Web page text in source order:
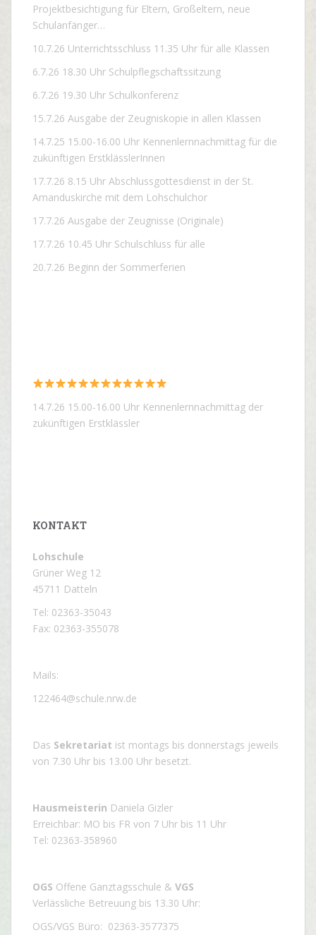
Projektbesichtigung für Eltern, Großeltern, neue
Schulanfänger…
10.7.26 Unterrichtsschluss 11.35 Uhr für alle Klassen
6.7.26 18.30 Uhr Schulpflegschaftssitzung
6.7.26 19.30 Uhr Schulkonferenz
15.7.26 Ausgabe der Zeugniskopie in allen Klassen
14.7.25 15.00-16.00 Uhr Kennenlernnachmittag für die
zukünftigen ErstklässlerInnen
17.7.26 8.15 Uhr Abschlussgottesdienst in der St.
Amanduskirche mit dem Lohschulchor
17.7.26 Ausgabe der Zeugnisse (Originale)
17.7.26 10.45 Uhr Schulschluss für alle
20.7.26 Beginn der Sommerferien
14.7.26 15.00-16.00 Uhr Kennenlernnachmittag der
zukünftigen Erstklässler
KONTAKT
Lohschule
Grüner Weg 12
45711 Datteln
Tel: 02363-35043
Fax: 02363-355078
Mails:
122464@schule.nrw.de
Das Sekretariat ist montags bis donnerstags jeweils
von 7.30 Uhr bis 13.00 Uhr besetzt.
Hausmeisterin Daniela Gizler
Erreichbar: MO bis FR von 7 Uhr bis 11 Uhr
Tel: 02363-358960
OGS Offene Ganztagsschule & VGS
Verlässliche Betreuung bis 13.30 Uhr:
OGS/VGS Büro: 02363-3577375